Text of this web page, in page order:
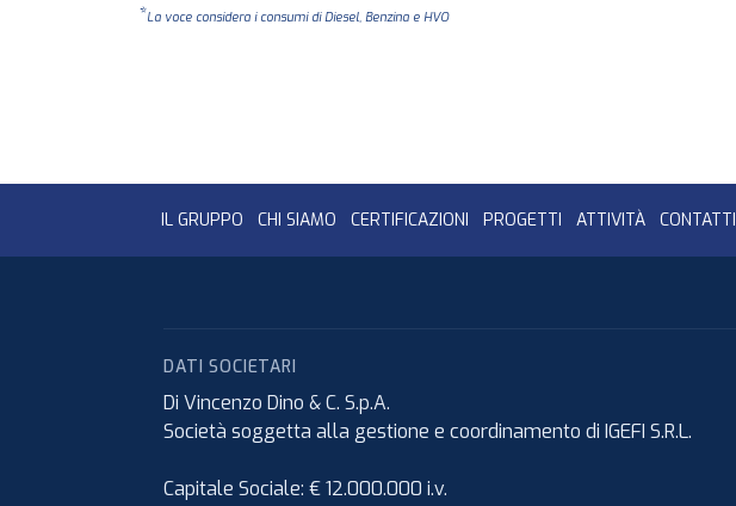
*La voce considera i consumi di Diesel, Benzina e HVO
IL GRUPPO CHI SIAMO CERTIFICAZIONI PROGETTI ATTIVITÀ CONTATTI
DATI SOCIETARI
Di Vincenzo Dino & C. S.p.A.
Società soggetta alla gestione e coordinamento di IGEFI S.R.L.
Capitale Sociale: € 12.000.000 i.v.